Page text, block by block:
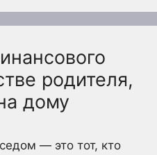
родителя,
дому
— это тот, кто